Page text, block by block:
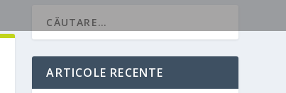
ARTICOLE RECENTE